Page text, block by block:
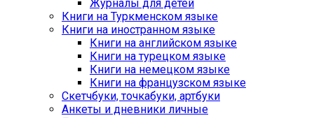
Журналы для детей
Книги на Туркменском языке
Книги на иностранном языке
Книги на английском языке
Книги на турецком языке
Книги на немецком языке
Книги на французском языке
Cкетчбуки, точкабуки, артбуки
Анкеты и дневники личные